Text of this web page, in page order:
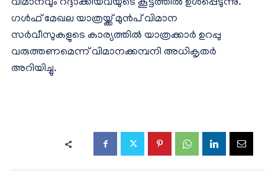
വിമാനവും റദ്ദാക്കിയവയുടെ കൂട്ടത്തിൽ ഉൾപ്പെടുന്നു.
ഗൾഫ് മേഖല യാത്രയ്ക്ക് മുൻപ് വിമാന
സർവീസുകളുടെ കാര്യത്തിൽ യാത്രക്കാർ ഉറപ്പു
വരുത്തണമെന്ന് വിമാനക്കമ്പനി അധികൃതർ
അറിയിച്ചു.